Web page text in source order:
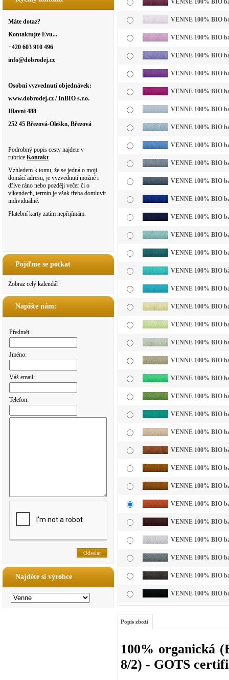
Máte dotaz?
Kontaktujte Evu...
+420 603 910 496
info@dobrodej.cz
Osobní vyzvednutí objednávek:
www.dobrodej.cz / InBIO s.r.o.
Hlavní 488
252 45 Březová-Oleško, Březová
Podrobný popis cesty najdete v
rubrice Kontakt
Vzhledem k tomu, že se jedná o moji
domácí adresu, je vyzvednutí možné i
dříve ráno nebo později večer či o
víkendech, termín je však třeba domluvit
individuálně.
Platební karty zatím nepřijímám.
Pojďme se potkat
Zobraz celý kalendář
Napište nám:
Předmět:
Jméno:
Váš email:
Telefon:
Najděte si výrobce
VENNE 100% BIO
VENNE 100% BIO
VENNE 100% BIO
VENNE 100% BIO
VENNE 100% BIO
VENNE 100% BIO
VENNE 100% BIO
VENNE 100% BIO
VENNE 100% BIO
VENNE 100% BIO
VENNE 100% BIO
VENNE 100% BIO
VENNE 100% BIO
VENNE 100% BIO
VENNE 100% BIO
VENNE 100% BIO
VENNE 100% BIO
VENNE 100% BIO
VENNE 100% BIO
VENNE 100% BIO
VENNE 100% BIO
VENNE 100% BIO
VENNE 100% BIO
VENNE 100% BIO
VENNE 100% BIO
VENNE 100% BIO
VENNE 100% BIO
VENNE 100% BIO
VENNE 100% BIO
VENNE 100% BIO
VENNE 100% BIO
VENNE 100% BIO
VENNE 100% BIO
VENNE 100% BIO
Popis zboží
100% organická
8/2) - GOTS